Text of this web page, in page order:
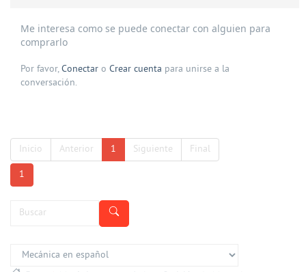
Me interesa como se puede conectar con alguien para
comprarlo
Por favor,Conectar o Crear cuenta para unirse a la
conversación.
Inicio Anterior 1 Siguiente Final
1